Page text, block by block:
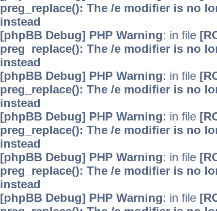
preg_replace(): The /e modifier is no
instead
[phpBB Debug] PHP Warning: in file
preg_replace(): The /e modifier is no
instead
[phpBB Debug] PHP Warning: in file
preg_replace(): The /e modifier is no
instead
[phpBB Debug] PHP Warning: in file
preg_replace(): The /e modifier is no
instead
[phpBB Debug] PHP Warning: in file
preg_replace(): The /e modifier is no
instead
[phpBB Debug] PHP Warning: in file